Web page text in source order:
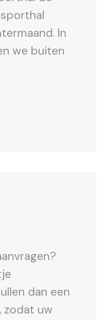
In
we buiten
dan een
zodat uw